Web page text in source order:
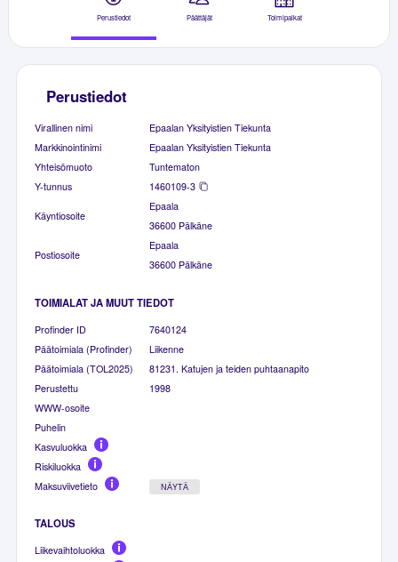
Perustiedot Päättäjät Toimipaikat
Perustiedot
Virallinen nimi
Epaalan Yksityistien Tiekunta
Markkinointinimi
Epaalan Yksityistien Tiekunta
Yhteisömuoto
Tuntematon
Y-tunnus
1460109-3
Käyntiosoite
Epaala
36600 Pälkäne
Postiosoite
Epaala
36600 Pälkäne
TOIMIALAT JA MUUT TIEDOT
Profinder ID
7640124
Päätoimiala (Profinder)
Liikenne
Päätoimiala (TOL2025)
81231. Katujen ja teiden puhtaanapito
Perustettu
1998
WWW-osoite
Puhelin
Kasvuluokka
Riskiluokka
Maksuviivetieto
NÄYTÄ
TALOUS
Liikevaihtoluokka